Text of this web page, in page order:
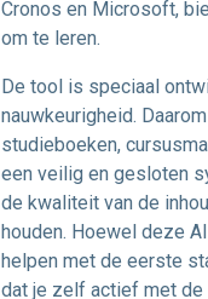
Cronos en Microsoft,
om te leren.
De tool is speciaal
nauwkeurigheid.
studieboeken,
een veilig en gesloten
de kwaliteit van de
houden. Hoewel deze
helpen met de eerste
dat je zelf actief met